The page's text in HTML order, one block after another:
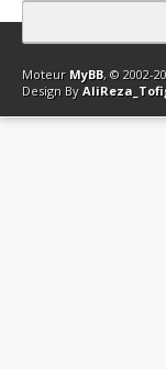
Contact Club
Moteur MyBB, © 2002-
Design By